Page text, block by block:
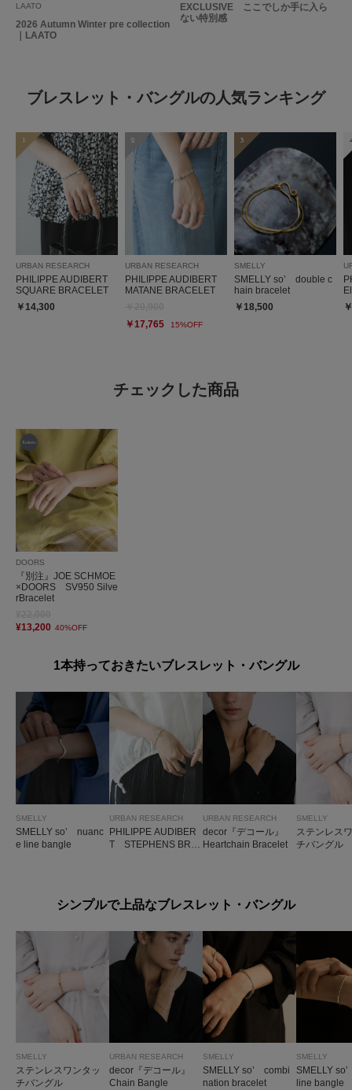
LAATO
2026 Autumn Winter pre collection
｜LAATO
EXCLUSIVE ここでしか手に入ら
ない特別感
ブレスレット・バングルの人気ランキング
1
URBAN RESEARCH
PHILIPPE AUDIBERT
SQUARE BRACELET
￥14,300
2
URBAN RESEARCH
PHILIPPE AUDIBERT
MATANE BRACELET
￥17,765
15%OFF
3
SMELLY
SMELLY so’ double c
hain bracelet
￥18,500
チェックした商品
DOORS
『別注』JOE SCHMOE
×DOORS SV950 Silve
rBracelet
¥13,200 40%OFF
1本持っておきたいブレスレット・バングル
SMELLY
SMELLY so’ nuanc
e line bangle
URBAN RESEARCH
PHILIPPE AUDIBER
T STEPHENS BRA
URBAN RESEARCH
decor『デコール』
Heartchain Bracelet
SMELLY
ステンレス
チバングル
シンプルで上品なブレスレット・バングル
SMELLY
ステンレスワンタッ
チバングル
URBAN RESEARCH
decor『デコール』
Chain Bangle
SMELLY
SMELLY so’ combi
nation bracelet
SMELLY
SMELLY
line bangle